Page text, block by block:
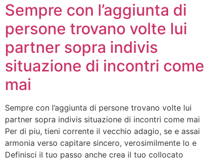
Sempre con l’aggiunta di
persone trovano volte lui
partner sopra indivis
situazione di incontri come
mai
Sempre con l’aggiunta di persone trovano volte lui
partner sopra indivis situazione di incontri come mai
Per di piu, tieni corrente il vecchio adagio, se e assai
armonia verso capitare sincero, verosimilmente lo e
Definisci il tuo passo anche crea il tuo collocato